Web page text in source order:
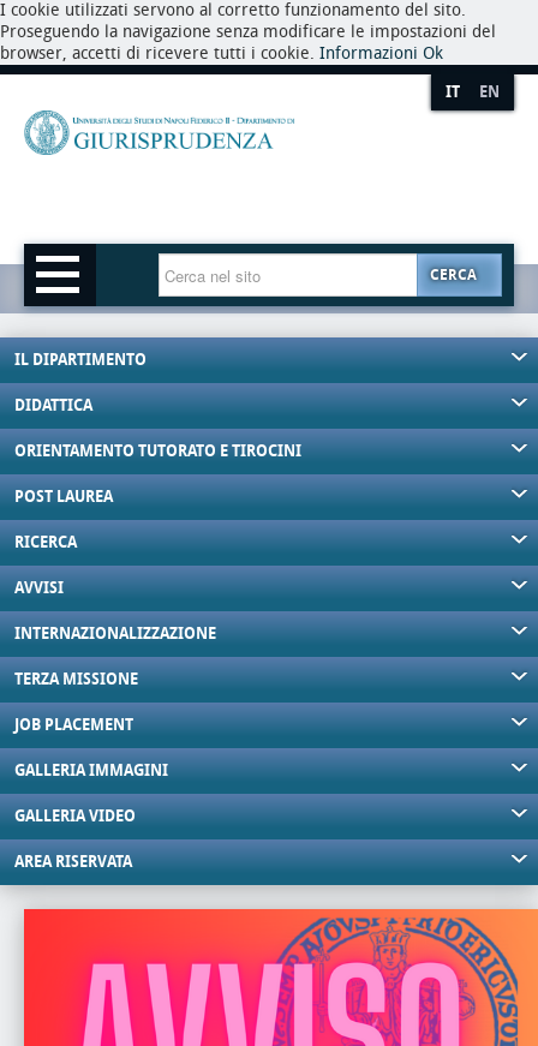
I cookie utilizzati servono al corretto funzionamento del sito.
Proseguendo la navigazione senza modificare le impostazioni del
browser, accetti di ricevere tutti i cookie. Informazioni Ok
IT EN
CERCA
IL DIPARTIMENTO
DIDATTICA
ORIENTAMENTO TUTORATO E TIROCINI
POST LAUREA
RICERCA
AVVISI
INTERNAZIONALIZZAZIONE
TERZA MISSIONE
JOB PLACEMENT
GALLERIA IMMAGINI
GALLERIA VIDEO
AREA RISERVATA